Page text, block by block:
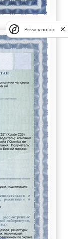
Privacy notice